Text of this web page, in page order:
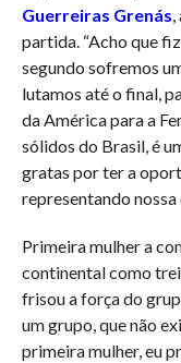
Guerreiras Grenás
partida. “Acho que
segundo sofremos
lutamos até o final,
da América para a
sólidos do Brasil, é
gratas por ter a
representando nossa
Primeira mulher a
continental como
frisou a força do
um grupo, que não
primeira mulher, eu